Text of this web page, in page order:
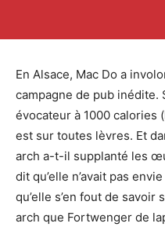
En Alsace, Mac Do a
campagne de pub inédite.
évocateur à 1000 calories
est sur toutes lèvres. Et
arch a-t-il supplanté les
dit qu’elle n’avait pas
qu’elle s’en fout de savoir
arch que Fortwenger de